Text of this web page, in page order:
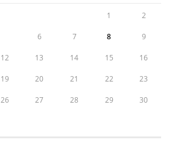
1 2
6 7 8 9
12 13 14 15 16
19 20 21 22 23
26 27 28 29 30